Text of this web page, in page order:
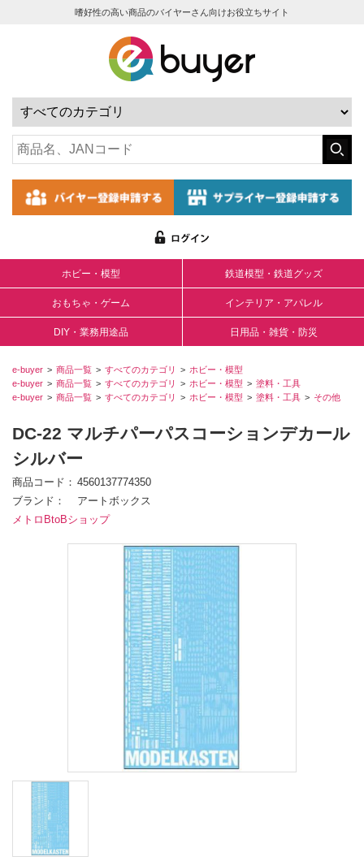
嗜好性の高い商品のバイヤーさん向けお役立ちサイト
ホビー・模型 鉄道模型・鉄道グッズ
おもちゃ・ゲーム インテリア・アパレル
DIY・業務用途品 日用品・雑貨・防災
e-buyer 商品一覧 すべてのカテゴリ
ホビー・模型
e-buyer
商品一覧 すべてのカテゴリ ホビー・模型
塗料・工具
e-buyer
商品一覧 すべてのカテゴリ ホビー・模型 塗料・工具 その他
DC-22 マルチパーパスコーションデカール
シルバー
商品コード
4560137774350
ブランド
アートボックス
メトロBtoBショップ